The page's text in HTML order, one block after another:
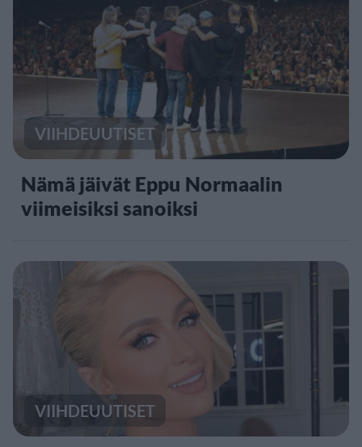
VIIHDEUUTISET
Nämä jäivät Eppu Normaalin
viimeisiksi sanoiksi
VIIHDEUUTISET